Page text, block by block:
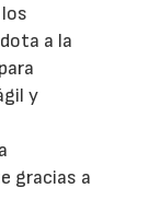
a la
y
gracias a